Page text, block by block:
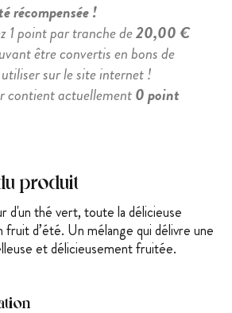
récompensée !
1 point par tranche de20,00 €
être convertis en bons de
sur le site internet !
contient actuellement0 point
produit
d'un thé vert, toute la délicieuse
fruit d’été. Un mélange qui délivre une
et délicieusement fruitée.